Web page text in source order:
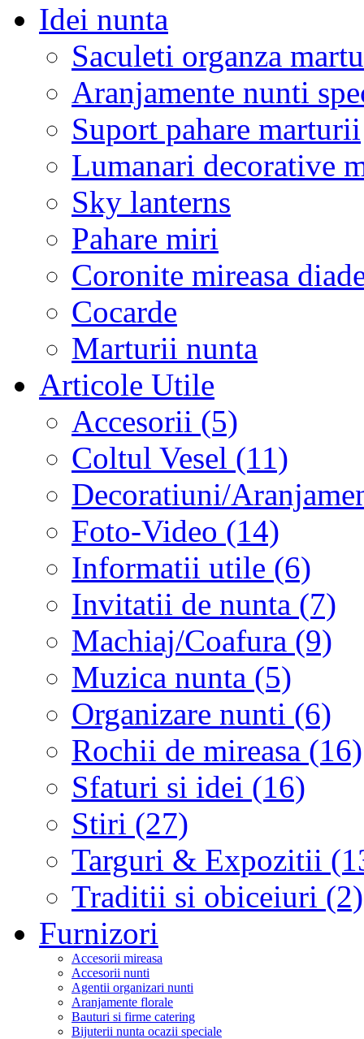
Idei nunta
Saculeti organza
Aranjamente nunti
Suport pahare marturii
Lumanari decorative
Sky lanterns
Pahare miri
Coronite mireasa
Cocarde
Marturii nunta
Articole Utile
Accesorii (5)
Coltul Vesel (11)
Decoratiuni/
Foto-Video (14)
Informatii utile (6)
Invitatii de nunta (7)
Machiaj/Coafura (9)
Muzica nunta (5)
Organizare nunti (6)
Rochii de mireasa (16)
Sfaturi si idei (16)
Stiri (27)
Targuri & Expozitii
Traditii si obiceiuri (2)
Furnizori
Accesorii mireasa
Accesorii nunti
Agentii organizari nunti
Aranjamente florale
Bauturi si firme catering
Bijuterii nunta ocazii speciale